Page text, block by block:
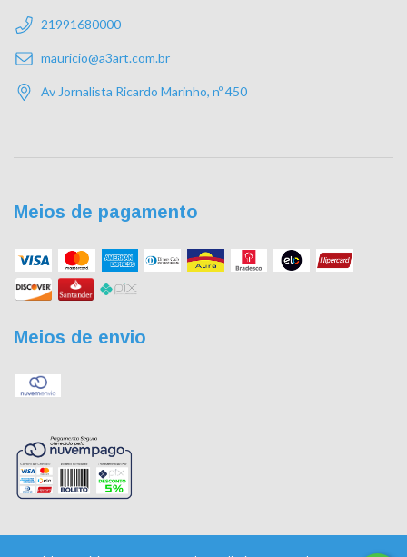
21991680000
mauricio@a3art.com.br
Av Jornalista Ricardo Marinho, nº 450
Meios de pagamento
Meios de envio